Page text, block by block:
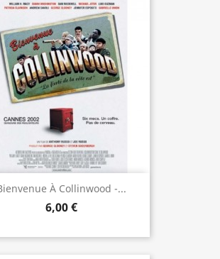
À Collinwood -...
6,00 €